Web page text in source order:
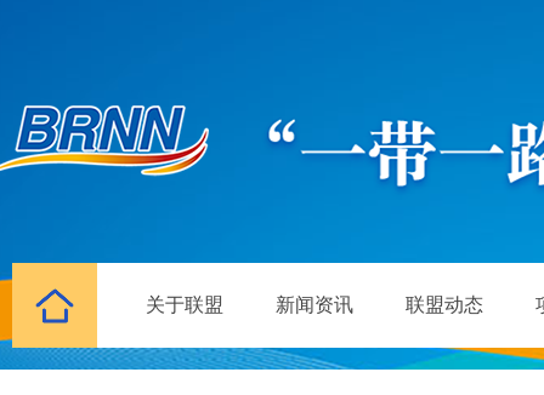
关于联盟 新闻资讯 联盟动态